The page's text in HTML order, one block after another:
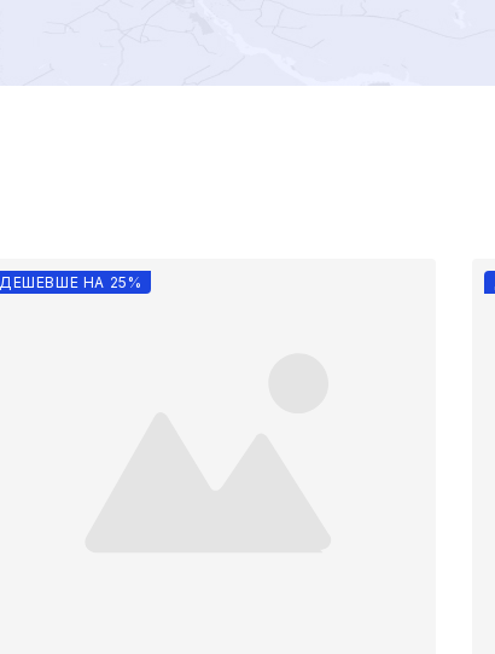
ДЕШЕВШЕ НА 25%